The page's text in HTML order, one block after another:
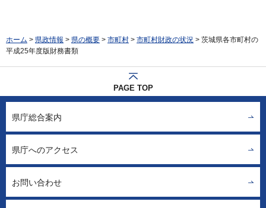
ホーム > 県政情報 > 県の概要 > 市町村 > 市町村財政の状況 > 茨城県各市町村の
平成25年度版財務書類
PAGE TOP
県庁総合案内
県庁へのアクセス
お問い合わせ